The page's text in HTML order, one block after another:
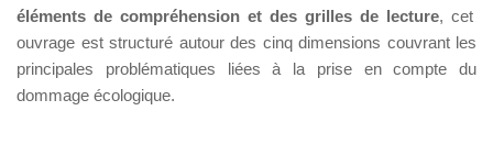
éléments de compréhension et des grilles de lecture, cet
ouvrage est structuré autour des cinq dimensions couvrant les
principales problématiques liées à la prise en compte du
dommage écologique.